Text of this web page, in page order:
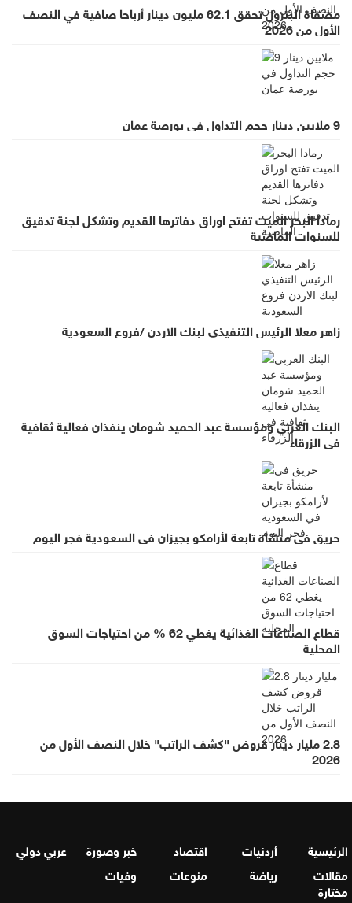
مصفاة البترول تحقق 62.1 مليون دينار أرباحا صافية في النصف
الأول من 2026
9 ملايين دينار حجم التداول في بورصة عمان
رمادا البحر الميت تفتح اوراق دفاترها القديم وتشكل لجنة تدقيق
للسنوات الماضية
زاهر معلا الرئيس التنفيذي لبنك الاردن /فروع السعودية
البنك العربي ومؤسسة عبد الحميد شومان ينفذان فعالية ثقافية
في الزرقاء
حريق في منشأة تابعة لأرامكو بجيزان في السعودية فجر اليوم
قطاع الصناعات الغذائية يغطي 62 % من احتياجات السوق
المحلية
2.8 مليار دينار قروض "كشف الراتب" خلال النصف الأول من
2026
الرئيسية أردنيات اقتصاد خبر وصورة
عربي دولي
مقالات
مختارة
رياضة منوعات وفيات